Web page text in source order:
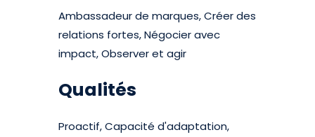
Ambassadeur de marques, Créer des
relations fortes, Négocier avec
impact, Observer et agir
Qualités
Proactif, Capacité d'adaptation,